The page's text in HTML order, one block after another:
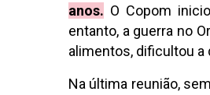
anos. O Copom
entanto, a guerra no
alimentos, dificultou a
Na última reunião,